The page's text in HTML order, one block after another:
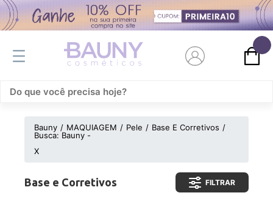
Bauny MAQUIAGEM Pele
Base E Corretivos
Busca: Bauny -
X
Base e Corretivos FILTRAR